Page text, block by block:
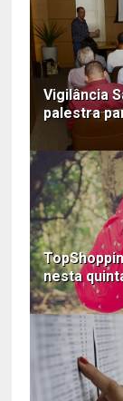
Vigilância
palestra
nesta